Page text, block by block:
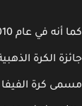
الكرة
كرة الفيفا